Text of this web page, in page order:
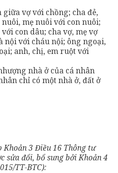
vợ với chồng; cha đẻ,
nuôi, mẹ nuôi với con nuôi;
con dâu; cha vợ, mẹ vợ
nội với cháu nội; ông ngoại,
anh, chị, em ruột với
nhà ở của cá nhân
chỉ có một nhà ở, đất ở
Khoản 3 Điều 16 Thông tư
sửa đổi, bổ sung bởi Khoản 4
TT-BTC):